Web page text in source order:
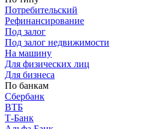
Потребительский
Рефинансирование
Под залог
Под залог недвижимости
На машину
Для физических лиц
Для бизнеса
По банкам
Сбербанк
ВТБ
Т-Банк